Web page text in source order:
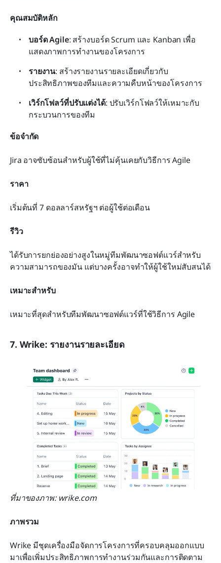
คุณสมบัติหลัก
บอร์ด Agile: สร้างบอร์ด Scrum และ Kanban เพื่อ
แสดงภาพการทำงานของโครงการ
รายงาน: สร้างรายงานรายละเอียดเกี่ยวกับ
ประสิทธิภาพของทีมและความคืบหน้าของโครงการ
เวิร์กโฟลว์ที่ปรับแต่งได้: ปรับเวิร์กโฟลว์ให้เหมาะกับ
กระบวนการของทีม
ข้อจำกัด
Jira อาจซับซ้อนสำหรับผู้ใช้ที่ไม่คุ้นเคยกับวิธีการ Agile
ราคา
เริ่มต้นที่ 7 ดอลลาร์สหรัฐฯ ต่อผู้ใช้ต่อเดือน
รีวิว
ได้รับการยกย่องอย่างสูงในหมู่ทีมพัฒนาซอฟต์แวร์สำหรับ
ความสามารถของมัน แต่บางครั้งอาจทำให้ผู้ใช้ใหม่สับสนได้
เหมาะสำหรับ
เหมาะที่สุดสำหรับทีมพัฒนาซอฟต์แวร์ที่ใช้วิธีการ Agile
7. Wrike: รายงานรายละเอียด
ที่มาของภาพ: wrike.com
ภาพรวม
Wrike มีชุดเครื่องมือจัดการโครงการที่ครอบคลุมออกแบบ
มาเพื่อเพิ่มประสิทธิภาพการทำงานร่วมกันและการติดตาม